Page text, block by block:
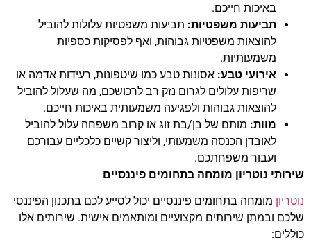
באיכות חייכם.
תביעות משפטיות: תביעות משפטיות עלולות להוביל
להוצאות משפטיות גבוהות, ואף לפסיקות כספיות
משמעותיות.
אירועי טבע: אסונות טבע כמו שיטפונות, רעידות אדמה או
שריפות עלולים לגרום נזק רב לרכושכם, מה שעלול להוביל
להוצאות גבוהות ולפגיעה משמעותית באיכות חייכם.
מוות: מותם של בן/בת זוג או קרוב משפחה עלול להוביל
לאובדן הכנסה משמעותי, וליצור קשיים כלכליים עבורכם
ועבור משפחתכם.
שירותי נוטריון מומחה בתחומים פיננסיים
נוטריון מומחה בתחומים פיננסיים יכול לסייע לכם בתכנון הפיננסי
שלכם ובמתן שירותים מקצועיים ומותאמים אישית. שירותים אלו
כוללים: